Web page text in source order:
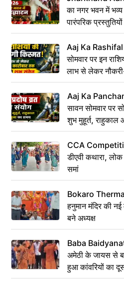
का नगर भवन में
पारंपरिक
Aaj Ka
सोमवार पर इन
लाभ से लेकर
संकेत
Aaj Ka
सावन सोमवार पर
शुभ मुहूर्त,
CCA
डीएवी कथारा,
समां
Bokaro Thermal:
हनुमान मंदिर की
बने अध्यक्ष
Baba
अमेठी के जायस से
हुआ कांवरियों का